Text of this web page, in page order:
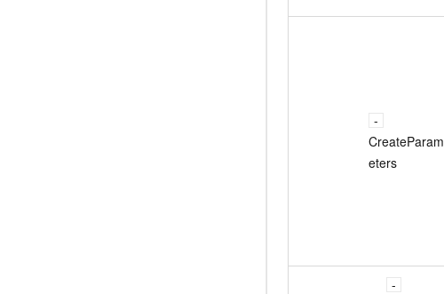
CreateParam
eters